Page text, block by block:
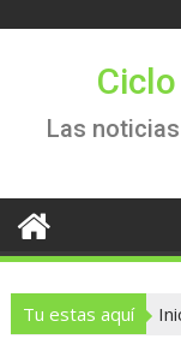
Las
Tu estas aquí